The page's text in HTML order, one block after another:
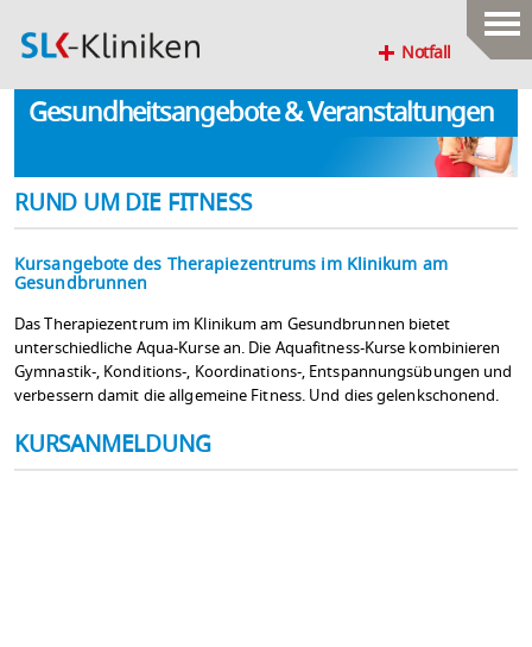
Notfall
Gesundheitsangebote & Veranstaltungen
RUND UM DIE FITNESS
Kursangebote des Therapiezentrums im Klinikum am
Gesundbrunnen
Das Therapiezentrum im Klinikum am Gesundbrunnen bietet
unterschiedliche Aqua-Kurse an. Die Aquafitness-Kurse kombinieren
Gymnastik-, Konditions-, Koordinations-, Entspannungsübungen und
verbessern damit die allgemeine Fitness. Und dies gelenkschonend.
KURSANMELDUNG